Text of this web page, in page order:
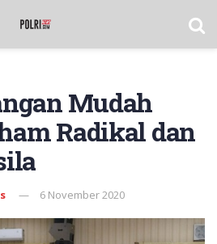
Mudah
Radikal dan
6 November 2020